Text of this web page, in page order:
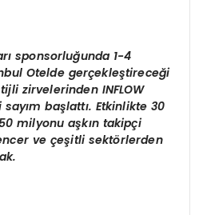
sponsorluğunda 1-4
Otelde gerçekleştireceği
zirvelerinden INFLOW
başlattı. Etkinlikte 30
milyonu aşkın takipçi
ve çeşitli sektörlerden